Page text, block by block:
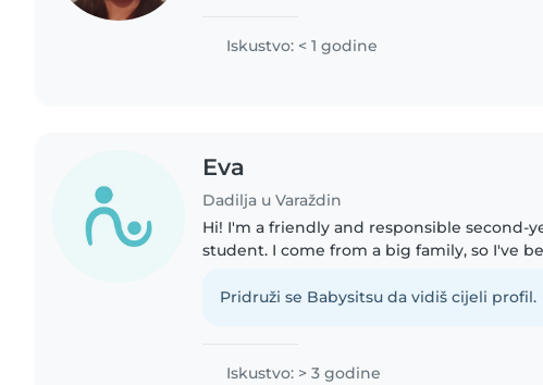
Iskustvo: < 1 godine
Eva
Dadilja u Varaždin
Hi! I'm a friendly and responsible second-
student. I come from a big family, so I've
caring for them...
Pridruži se Babysitsu da vidiš cijeli profil.
Iskustvo: > 3 godine